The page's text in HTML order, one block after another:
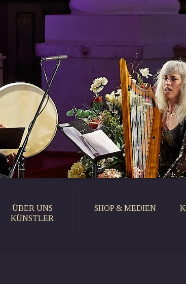
ÜBER UNS
KÜNSTLER
SHOP & MEDIEN